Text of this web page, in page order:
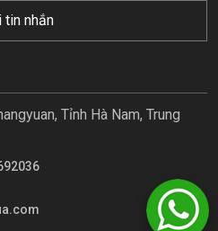
tin nhắn
Tỉnh Hà Nam, Trung